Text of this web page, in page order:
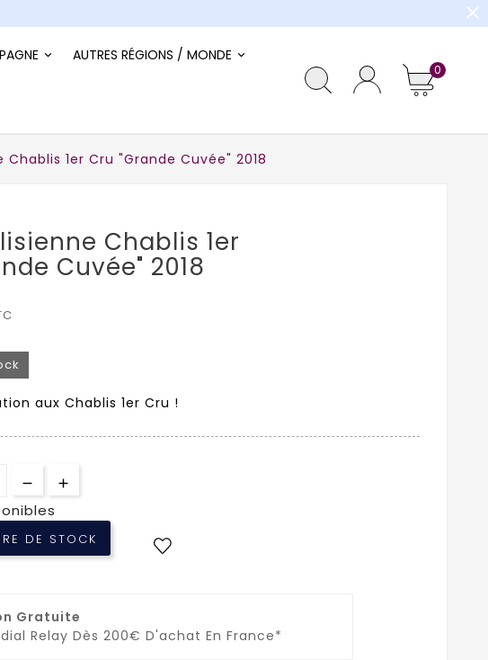
close
AUTRES RÉGIONS / MONDE
0
Chablis 1er Cru "Grande Cuvée" 2018
Chablis 1er
Cuvée" 2018
aux Chablis 1er Cru !
DE STOCK
Gratuite
Relay Dès 200€ D'achat En France*